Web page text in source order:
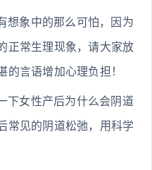
想象中的那么可怕，因为
正常生理现象，请大家放
的言语增加心理负担！
下女性产后为什么会阴道
常见的阴道松弛，用科学